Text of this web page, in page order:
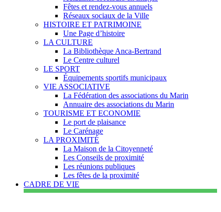
Fêtes et rendez-vous annuels
Réseaux sociaux de la Ville
HISTOIRE ET PATRIMOINE
Une Page d’histoire
LA CULTURE
La Bibliothèque Anca-Bertrand
Le Centre culturel
LE SPORT
Équipements sportifs municipaux
VIE ASSOCIATIVE
La Fédération des associations du Marin
Annuaire des associations du Marin
TOURISME ET ECONOMIE
Le port de plaisance
Le Carénage
LA PROXIMITÉ
La Maison de la Citoyenneté
Les Conseils de proximité
Les réunions publiques
Les fêtes de la proximité
CADRE DE VIE